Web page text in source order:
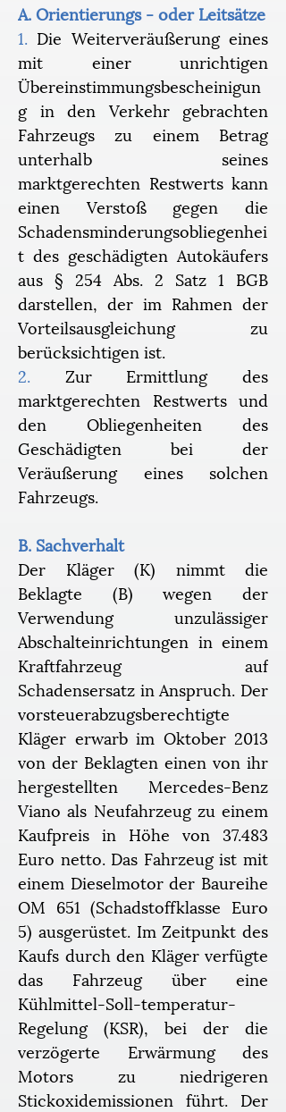
A. Orientierungs - oder Leitsätze
1. Die Weiterveräußerung eines
mit einer unrichtigen
Übereinstimmungsbescheinigun
g in den Verkehr gebrachten
Fahrzeugs zu einem Betrag
unterhalb seines
marktgerechten Restwerts kann
einen Verstoß gegen die
Schadensminderungsobliegenhei
t des geschädigten Autokäufers
aus § 254 Abs. 2 Satz 1 BGB
darstellen, der im Rahmen der
Vorteilsausgleichung zu
berücksichtigen ist.
2. Zur Ermittlung des
marktgerechten Restwerts und
den Obliegenheiten des
Geschädigten bei der
Veräußerung
eines solchen
Fahrzeugs.
B. Sachverhalt
Der Kläger (K) nimmt die
Beklagte (B) wegen der
Verwendung unzulässiger
Abschalteinrichtungen in einem
Kraftfahrzeug auf
Schadensersatz in Anspruch. Der
vorsteuerabzugsberechtigte
Kläger erwarb im Oktober 2013
von der Beklagten einen von ihr
hergestellten Mercedes-Benz
Viano als Neufahrzeug zu einem
Kaufpreis in Höhe von 37.483
Euro netto. Das Fahrzeug ist mit
einem Dieselmotor der Baureihe
OM 651 (Schadstoffklasse Euro
5) ausgerüstet. Im Zeitpunkt des
Kaufs durch den Kläger verfügte
das Fahrzeug über eine
Kühlmittel-Soll-temperatur-
Regelung (KSR), bei der die
verzögerte Erwärmung des
Motors zu niedrigeren
Stickoxidemissionen führt. Der